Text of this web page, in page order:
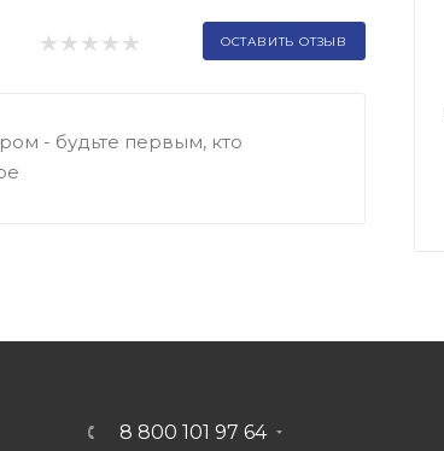
ОСТАВИТЬ ОТЗЫВ
- будьте первым, кто
8 800 101 97 64